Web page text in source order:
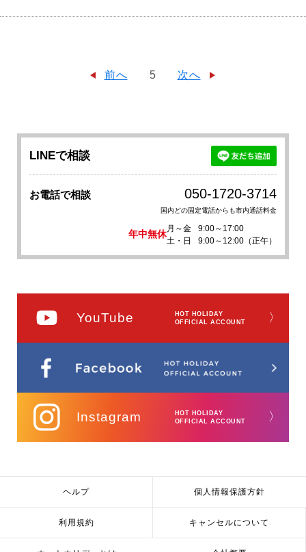
前へ 5 次へ
LINEで相談
お電話で相談 050-1720-3714
国内どの固定電話からも市内通話料金
年中無休
月～金
9:00～17:00
土・日
9:00～12:00（正午）
YouTube
HOT HOLIDAY
OFFICIAL ACCOUNT
〉
Instagram
HOT HOLIDAY
OFFICIAL ACCOUNT
〉
ヘルプ 個人情報保護方針
利用規約 キャンセルについて